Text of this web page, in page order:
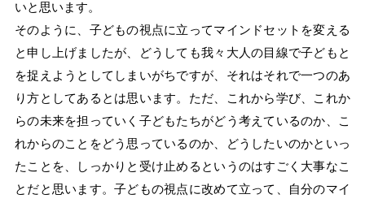
いと思います。
そのように、子どもの視点に立ってマインドセットを変える
と申し上げましたが、どうしても我々大人の目線で子どもと
を捉えようとしてしまいがちですが、それはそれで一つのあ
り方としてあるとは思います。ただ、これから学び、これか
らの未来を担っていく子どもたちがどう考えているのか、こ
れからのことをどう思っているのか、どうしたいのかといっ
たことを、しっかりと受け止めるというのはすごく大事なこ
とだと思います。子どもの視点に改めて立って、自分のマイ